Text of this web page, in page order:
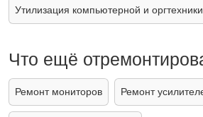
Утилизация компьютерной и оргтехники
Что ещё
Ремонт мониторов Ремонт